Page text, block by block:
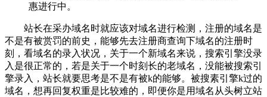
惠进行中。
站长在采办域名时就应该对域名进行检测，注册的域名是
不是有被赏罚的前史，能够先去注册商查询下域名的注册时
刻，看域名的录入状况，关于一个新域名来说，搜索引擎没录
入是很正常的，若是关于一个时刻长的老域名，没能被搜索引
擎录入，站长就要思考是不是有被k的能够。被搜素引擎k过的
域名，想再回复权重是比较难的，即便你是用域名从头树立站